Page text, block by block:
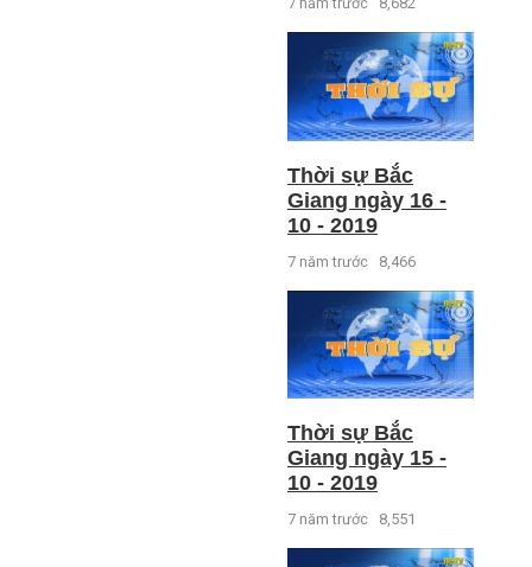
Thời sự Bắc
Giang ngày 16 -
10 - 2019
7 năm trước 8,466
Thời sự Bắc
Giang ngày 15 -
10 - 2019
7 năm trước 8,551